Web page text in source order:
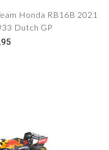
Honda RB16B 2021
Dutch GP